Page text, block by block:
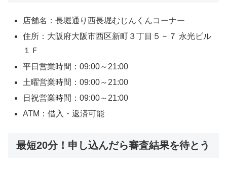
店舗名：長堀通り西長堀むじんくんコーナー
住所：大阪府大阪市西区新町３丁目５－７ 永光ビル
１Ｆ
平日営業時間：09:00～21:00
土曜営業時間：09:00～21:00
日祝営業時間：09:00～21:00
ATM：借入・返済可能
最短20分！申し込んだら審査結果を待とう